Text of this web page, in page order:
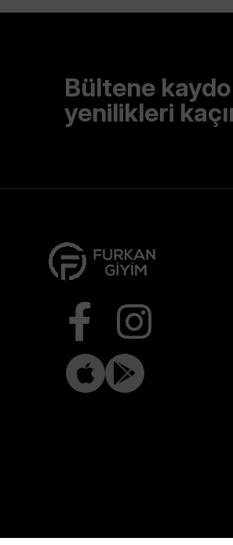
Bültene
yenilikleri